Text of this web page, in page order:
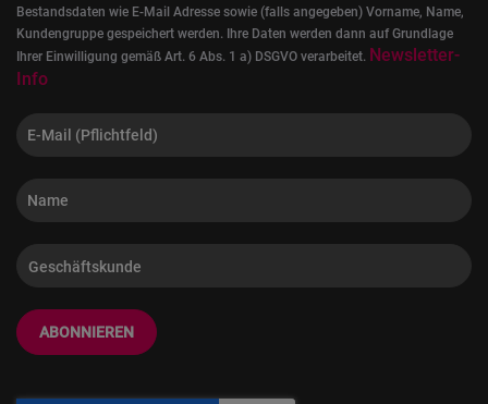
Bestandsdaten wie E-Mail Adresse sowie (falls angegeben) Vorname, Name,
Kundengruppe gespeichert werden. Ihre Daten werden dann auf Grundlage
Ihrer Einwilligung gemäß Art. 6 Abs. 1 a) DSGVO verarbeitet. Newsletter-
Info
ABONNIEREN